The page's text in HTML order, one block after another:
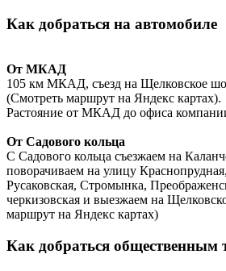
Как добраться на автомобиле
От МКАД
105 км МКАД, съезд на Щелковское
(Смотреть маршрут на Яндекс картах).
Растояние от МКАД до офиса
От Садового кольца
С Садового кольца съезжаем на
поворачиваем на улицу
Русаковская, Стромынка,
черкизовская и выезжаем на
маршрут на Яндекс картах)
Как добраться общественным